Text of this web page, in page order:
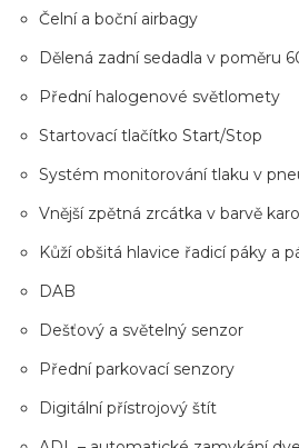
Čelní a boční airbagy
Dělená zadní sedadla v poměru
Přední halogenové světlomety
Startovací tlačítko Start/Stop
Systém monitorování tlaku v
Vnější zpětná zrcátka v barvě
Kůží obšitá hlavice řadicí páky a
DAB
Dešťový a světelný senzor
Přední parkovací senzory
Digitální přístrojový štít